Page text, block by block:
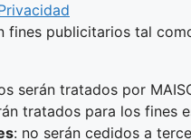
publicitarios tal
serán tratados por
tratados para los fines
: no serán cedidos a